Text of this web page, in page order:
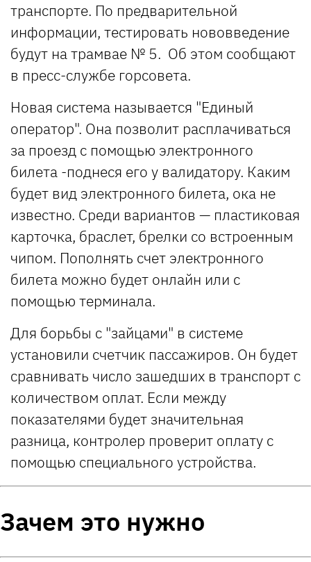
транспорте. По предварительной
информации, тестировать нововведение
будут на трамвае № 5. Об этом сообщают
в пресс-службе горсовета.
Новая система называется "Единый
оператор". Она позволит расплачиваться
за проезд с помощью электронного
билета -поднеся его у валидатору. Каким
будет вид электронного билета, ока не
известно. Среди вариантов — пластиковая
карточка, браслет, брелки со встроенным
чипом. Пополнять счет электронного
билета можно будет онлайн или с
помощью терминала.
Для борьбы с "зайцами" в системе
установили счетчик пассажиров. Он будет
сравнивать число зашедших в транспорт с
количеством оплат. Если между
показателями будет значительная
разница, контролер проверит оплату с
помощью специального устройства.
Зачем это нужно